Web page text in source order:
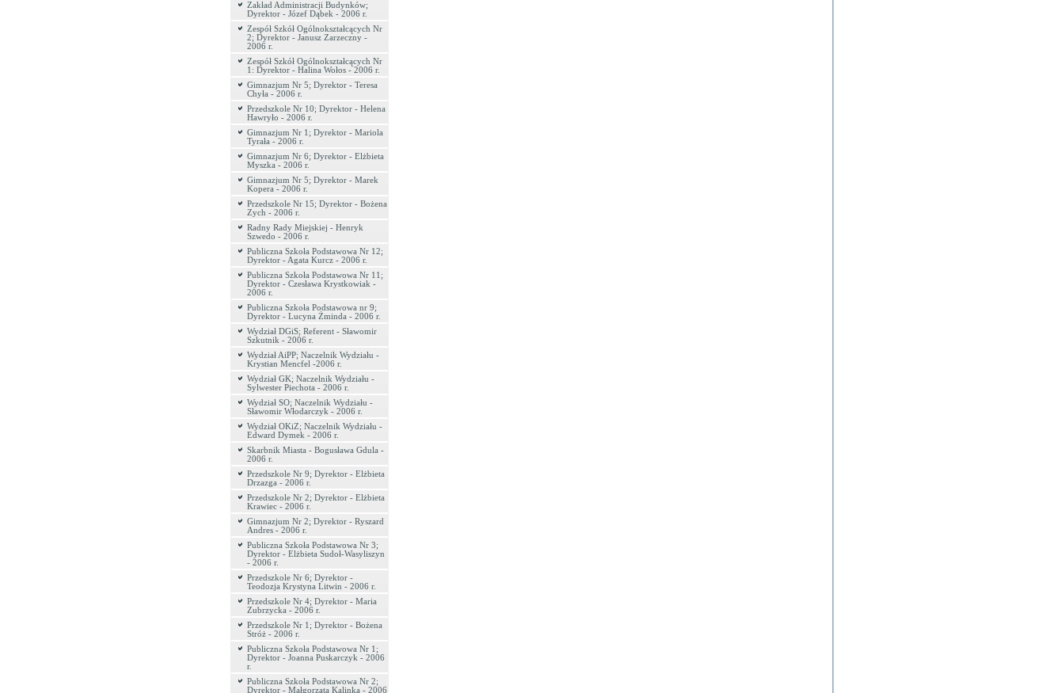
Zakład Administracji Budynków;
Dyrektor - Józef Dąbek - 2006 r.
Zespół Szkół Ogólnokształcących Nr
2; Dyrektor - Janusz Zarzeczny -
2006 r.
Zespół Szkół Ogólnokształcących Nr
1: Dyrektor - Halina Wołos - 2006 r.
Gimnazjum Nr 5; Dyrektor - Teresa
Chyła - 2006 r.
Przedszkole Nr 10; Dyrektor - Helena
Hawryło - 2006 r.
Gimnazjum Nr 1; Dyrektor - Mariola
Tyrała - 2006 r.
Gimnazjum Nr 6; Dyrektor - Elżbieta
Myszka - 2006 r.
Gimnazjum Nr 5; Dyrektor - Marek
Kopera - 2006 r.
Przedszkole Nr 15; Dyrektor - Bożena
Zych - 2006 r.
Radny Rady Miejskiej - Henryk
Szwedo - 2006 r.
Publiczna Szkoła Podstawowa Nr 12;
Dyrektor - Agata Kurcz - 2006 r.
Publiczna Szkoła Podstawowa Nr 11;
Dyrektor - Czesława Krystkowiak -
2006 r.
Publiczna Szkoła Podstawowa nr 9;
Dyrektor - Lucyna Żminda - 2006 r.
Wydział DGiS; Referent - Sławomir
Szkutnik - 2006 r.
Wydział AiPP; Naczelnik Wydziału -
Krystian Mencfel -2006 r.
Wydział GK; Naczelnik Wydziału -
Sylwester Piechota - 2006 r.
Wydział SO; Naczelnik Wydziału -
Sławomir Włodarczyk - 2006 r.
Wydział OKiZ; Naczelnik Wydziału -
Edward Dymek - 2006 r.
Skarbnik Miasta - Bogusława Gdula -
2006 r.
Przedszkole Nr 9; Dyrektor - Elżbieta
Drzazga - 2006 r.
Przedszkole Nr 2; Dyrektor - Elżbieta
Krawiec - 2006 r.
Gimnazjum Nr 2; Dyrektor - Ryszard
Andres - 2006 r.
Publiczna Szkoła Podstawowa Nr 3;
Dyrektor - Elżbieta Sudoł-Wasyliszyn
- 2006 r.
Przedszkole Nr 6; Dyrektor -
Teodozja Krystyna Litwin - 2006 r.
Przedszkole Nr 4; Dyrektor - Maria
Zubrzycka - 2006 r.
Przedszkole Nr 1; Dyrektor - Bożena
Stróż - 2006 r.
Publiczna Szkoła Podstawowa Nr 1;
Dyrektor - Joanna Puskarczyk - 2006
r.
Publiczna Szkoła Podstawowa Nr 2;
Dyrektor - Małgorzata Kalinka - 2006